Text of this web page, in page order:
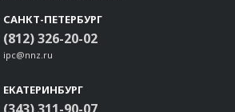
САНКТ-ПЕТЕРБУРГ
(812) 326-20-02
ipc@nnz.ru
ЕКАТЕРИНБУРГ